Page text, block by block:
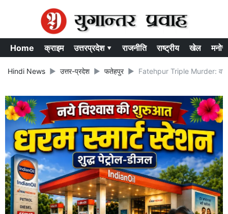
Home क्राइम उत्तरप्रदेश ▾ राजनीति राष्ट्रीय खेल
Hindi News उत्तर-प्रदेश फतेहपुर Fatehpur Triple Murder: